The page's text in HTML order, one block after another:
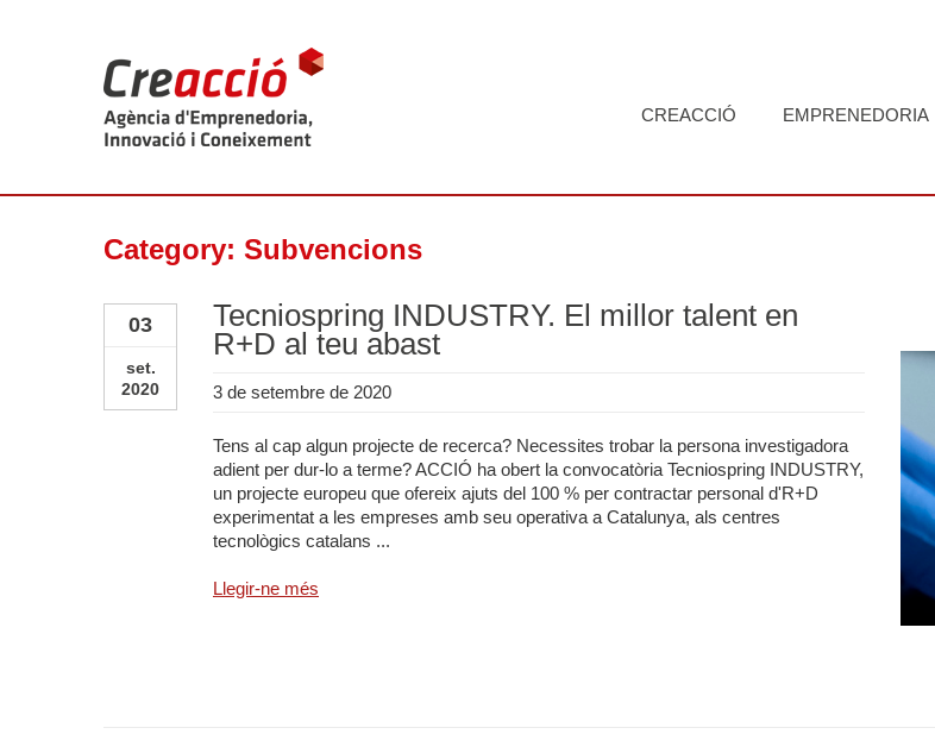
CREACCIÓ EMPRENEDORIA
Category: Subvencions
03
set.
2020
Tecniospring INDUSTRY. El millor talent en
R+D al teu abast
3 de setembre de 2020
Tens al cap algun projecte de recerca? Necessites trobar la persona investigadora
adient per dur-lo a terme? ACCIÓ ha obert la convocatòria Tecniospring INDUSTRY,
un projecte europeu que ofereix ajuts del 100 % per contractar personal d'R+D
experimentat a les empreses amb seu operativa a Catalunya, als centres
tecnològics catalans ...
Llegir-ne més